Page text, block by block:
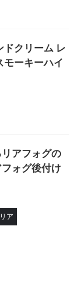
ドクリーム レ
モーキーハイ
リアフォグの
ォグ後付け
ア